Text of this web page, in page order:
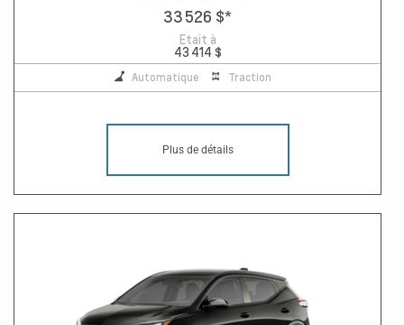
33 526 $*
Etait à
43 414 $
Automatique Traction
Plus de détails